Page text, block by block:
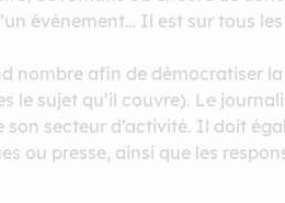
événement… Il est sur tous
nombre afin de démocratiser
le sujet qu’il couvre). Le
secteur d’activité. Il doit
ou presse, ainsi que les